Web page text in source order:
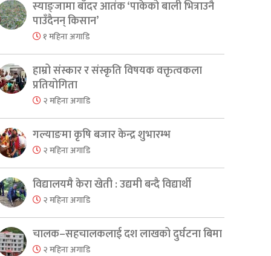
स्याङ्जामा बाँदर आतंक ‘पाकेको बाली भित्राउनै
पाउँदैनन् किसान’
१ महिना अगाडि
हाम्रो संस्कार र संस्कृति विषयक वक्तृत्वकला
प्रतियोगिता
२ महिना अगाडि
गल्याङमा कृषि बजार केन्द्र शुभारम्भ
२ महिना अगाडि
विद्यालयमै केरा खेती : उद्यमी बन्दै विद्यार्थी
२ महिना अगाडि
चालक–सहचालकलाई दश लाखको दुर्घटना बिमा
२ महिना अगाडि